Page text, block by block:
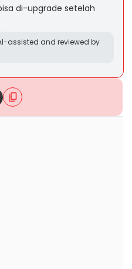
di-upgrade setelah
assisted and reviewed by